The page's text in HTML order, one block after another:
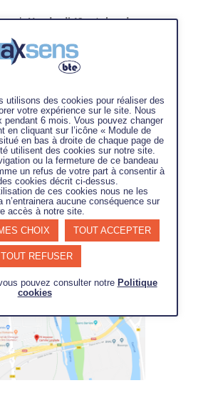
leVendredi 18 octobrede
sur la Maturité Industrielle
profiter d’un moment convivial
et des viennoiseries dans nos
échanger, avec notre expert
El Fassi, sur les différents
votreperformance
dont l’Advanced Product Quality
Planning (APQP) !
participer !
utilisons des cookies pour réaliser des
votre expérience sur le site. Nous
pendant 6 mois. Vous pouvez changer
en cliquant sur l’icône « Module de
en bas à droite de chaque page de
utilisent des cookies sur notre site.
ou la fermeture de ce bandeau
un refus de votre part à consentir à
cookies décrit ci-dessus.
de ces cookies nous ne les
aucune conséquence sur
accès à notre site.
CHOIX
TOUT ACCEPTER
TOUT REFUSER
pouvez consulter notre Politique
cookies